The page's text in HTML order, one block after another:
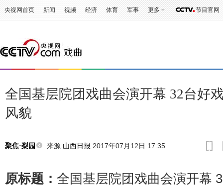
央视网首页 新闻 视频 经济 体育 军事 更多 节目官网
全国基层院团戏曲会演开幕 32台好
风貌
聚焦·梨园 来源:山西日报 2017年07月12日 17:35
原标题： 全国基层院团戏曲会演开幕